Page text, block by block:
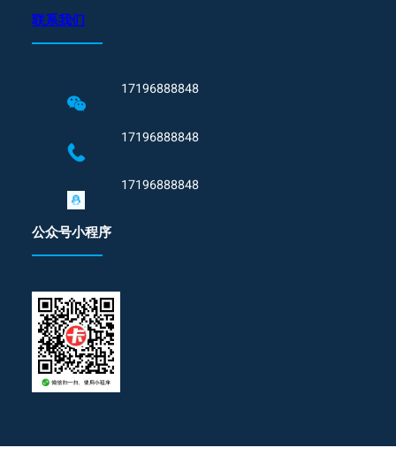
联系我们
17196888848
17196888848
17196888848
公众号小程序